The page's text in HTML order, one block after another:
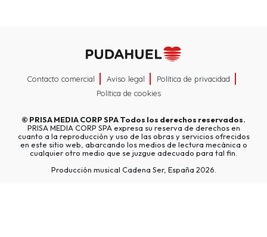
Contacto comercial Aviso legal
Política de privacidad
Política de cookies
© PRISA MEDIA CORP SPATodos los derechos reservados.
PRISA MEDIA CORP SPA expresa su reserva de derechos en
cuanto a la reproducción y uso de las obras y servicios ofrecidos
en este sitio web, abarcando los medios de lectura mecánica o
cualquier otro medio que se juzgue adecuado para tal fin.
Producción musical Cadena Ser, España 2026.